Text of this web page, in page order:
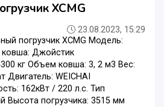
XCMG
23.08.2023, 15:29
погрузчик XCMG Модель:
ковша: Джойстик
кг Объем ковша: 3, 2 м3 Вес:
Двигатель: WEICHAI
162кВт / 220 л.с. Тип
Высота погрузчика: 3515 мм